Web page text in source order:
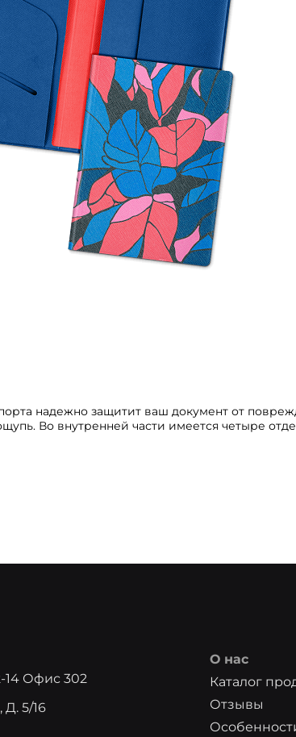
надежно защитит ваш документ от
Во внутренней части имеется четыре
14 Офис 302
Д. 5/16
О нас
Каталог
Отзывы